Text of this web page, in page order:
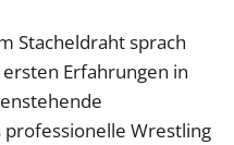
Stacheldraht sprach
Erfahrungen in
Wrestling